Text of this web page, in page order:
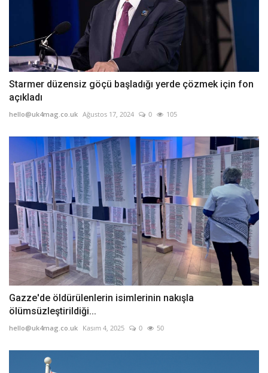
Starmer düzensiz göçü başladığı yerde çözmek için fon
açıkladı
hello@uk4mag.co.uk Ağustos 17, 2024 0 105
Gazze'de öldürülenlerin isimlerinin nakışla
ölümsüzleştirildiği...
hello@uk4mag.co.uk Kasım 4, 2025 0 50